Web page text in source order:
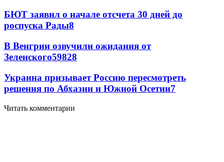
БЮТ заявил о начале отсчета 30 дней до
роспуска Рады8
В Венгрии озвучили ожидания от
Зеленского59828
Украина призывает Россию пересмотреть
решения по Абхазии и Южной Осетии7
Читать комментарии